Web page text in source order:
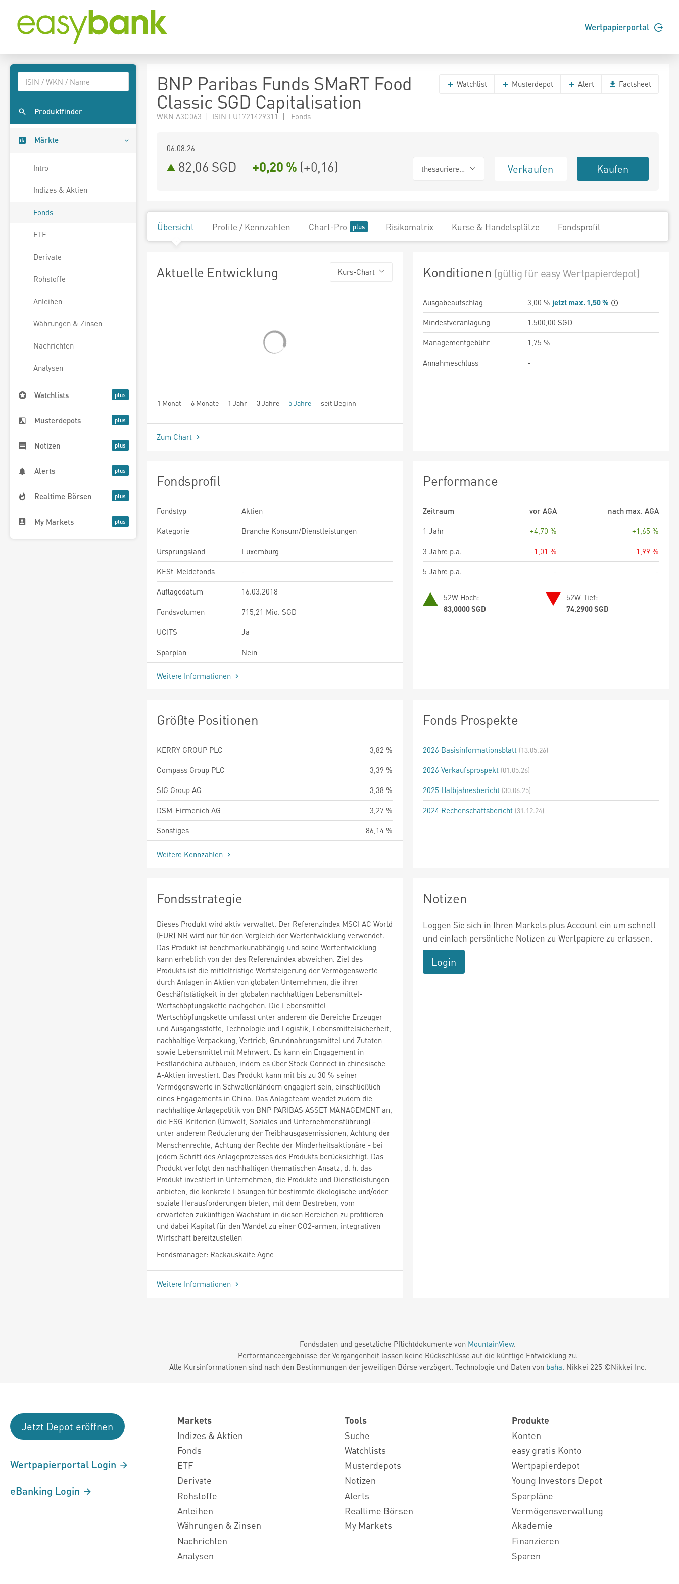
Wertpapierportal
Produktfinder
Märkte
Intro
Indizes & Aktien
Fonds
ETF
Derivate
Rohstoffe
Anleihen
Währungen & Zinsen
Nachrichten
Analysen
Watchlists
Musterdepots
Notizen
Alerts
Realtime Börsen
My Markets
BNP Paribas Funds SMaRT Food
Classic SGD Capitalisation
WKN A3C063 | ISIN LU1721429311 | Fonds
Watchlist Musterdepot Alert Factsheet
06.08.26
82,06 SGD +0,20 % (+0,16) thesaurierend Verkaufen Kaufen
Übersicht Profile / Kennzahlen Chart-Pro Risikomatrix Kurse & Handelsplätze Fondsprofil
Aktuelle Entwicklung Kurs-Chart
1 Monat 6 Monate 1 Jahr 3 Jahre 5 Jahre seit Beginn
Zum Chart
Konditionen (gültig für easy Wertpapierdepot)
Ausgabeaufschlag 3,00 % jetzt max. 1,50 %
Mindestveranlagung
1.500,00 SGD
Managementgebühr
1,75 %
Annahmeschluss
-
Fondsprofil
Fondstyp
Aktien
Kategorie
Branche Konsum/Dienstleistungen
Ursprungsland
Luxemburg
KESt-Meldefonds
-
Auflagedatum
16.03.2018
Fondsvolumen
715,21 Mio. SGD
UCITS
Ja
Sparplan
Nein
Weitere Informationen
Performance
Zeitraum vor AGA
nach max. AGA
1 Jahr
+4,70 %
+1,65 %
3 Jahre p.a.
-1,01 %
-1,99 %
5 Jahre p.a.
- -
52W Hoch:
83,0000 SGD
52W Tief:
74,2900 SGD
Größte Positionen
KERRY GROUP PLC
3,82 %
Compass Group PLC
3,39 %
SIG Group AG
3,38 %
DSM-Firmenich AG
3,27 %
Sonstiges
86,14 %
Weitere Kennzahlen
Fonds Prospekte
2026 Basisinformationsblatt (13.05.26)
2026 Verkaufsprospekt (01.05.26)
2025 Halbjahresbericht (30.06.25)
2024 Rechenschaftsbericht (31.12.24)
Fondsstrategie
Dieses Produkt wird aktiv verwaltet. Der Referenzindex MSCI AC World
(EUR) NR wird nur für den Vergleich der Wertentwicklung verwendet.
Das Produkt ist benchmarkunabhängig und seine Wertentwicklung
kann erheblich von der des Referenzindex abweichen. Ziel des
Produkts ist die mittelfristige Wertsteigerung der Vermögenswerte
durch Anlagen in Aktien von globalen Unternehmen, die ihrer
Geschäftstätigkeit in der globalen nachhaltigen Lebensmittel-
Wertschöpfungskette nachgehen. Die Lebensmittel-
Wertschöpfungskette umfasst unter anderem die Bereiche Erzeuger
und Ausgangsstoffe, Technologie und Logistik, Lebensmittelsicherheit,
nachhaltige Verpackung, Vertrieb, Grundnahrungsmittel und Zutaten
sowie Lebensmittel mit Mehrwert. Es kann ein Engagement in
Festlandchina aufbauen, indem es über Stock Connect in chinesische
A-Aktien investiert. Das Produkt kann mit bis zu 30 % seiner
Vermögenswerte in Schwellenländern engagiert sein, einschließlich
eines Engagements in China. Das Anlageteam wendet zudem die
nachhaltige Anlagepolitik von BNP PARIBAS ASSET MANAGEMENT an,
die ESG-Kriterien (Umwelt, Soziales und Unternehmensführung) -
unter anderem Reduzierung der Treibhausgasemissionen, Achtung der
Menschenrechte, Achtung der Rechte der Minderheitsaktionäre - bei
jedem Schritt des Anlageprozesses des Produkts berücksichtigt. Das
Produkt verfolgt den nachhaltigen thematischen Ansatz, d. h. das
Produkt investiert in Unternehmen, die Produkte und Dienstleistungen
anbieten, die konkrete Lösungen für bestimmte ökologische und/oder
soziale Herausforderungen bieten, mit dem Bestreben, vom
erwarteten zukünftigen Wachstum in diesen Bereichen zu profitieren
und dabei Kapital für den Wandel zu einer CO2-armen, integrativen
Wirtschaft bereitzustellen
Fondsmanager: Rackauskaite Agne
Weitere Informationen
Notizen
Loggen Sie sich in Ihren Markets plus Account ein um schnell
und einfach persönliche Notizen zu Wertpapiere zu erfassen.
Login
Fondsdaten und gesetzliche Pflichtdokumente von MountainView.
Performanceergebnisse der Vergangenheit lassen keine Rückschlüsse auf die künftige Entwicklung zu.
Alle Kursinformationen sind nach den Bestimmungen der jeweiligen Börse verzögert. Technologie und Daten von baha. Nikkei 225 ©Nikkei Inc.
Jetzt Depot eröffnen
Wertpapierportal Login
eBanking Login
Markets
Indizes & Aktien
Fonds
ETF
Derivate
Rohstoffe
Anleihen
Währungen & Zinsen
Nachrichten
Analysen
Tools
Suche
Watchlists
Musterdepots
Notizen
Alerts
Realtime Börsen
My Markets
Produkte
Konten
easy gratis Konto
Wertpapierdepot
Young Investors Depot
Sparpläne
Vermögensverwaltung
Akademie
Finanzieren
Sparen